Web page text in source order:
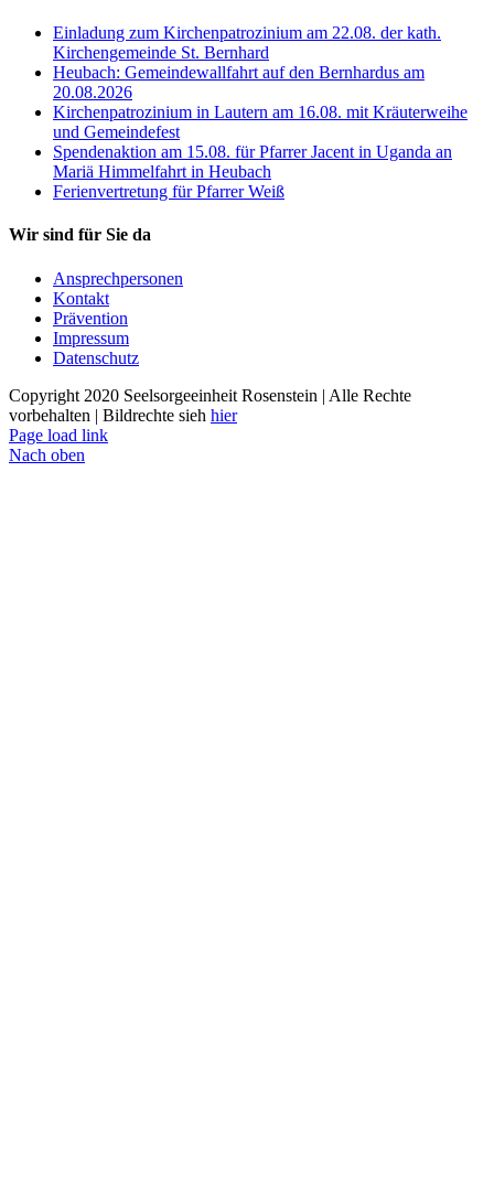
Einladung zum Kirchenpatrozinium am 22.08. der kath.
Kirchengemeinde St. Bernhard
Heubach: Gemeindewallfahrt auf den Bernhardus am
20.08.2026
Kirchenpatrozinium in Lautern am 16.08. mit Kräuterweihe
und Gemeindefest
Spendenaktion am 15.08. für Pfarrer Jacent in Uganda an
Mariä Himmelfahrt in Heubach
Ferienvertretung für Pfarrer Weiß
Wir sind für Sie da
Ansprechpersonen
Kontakt
Prävention
Impressum
Datenschutz
Copyright 2020 Seelsorgeeinheit Rosenstein | Alle Rechte
vorbehalten | Bildrechte sieh hier
Page load link
Nach oben